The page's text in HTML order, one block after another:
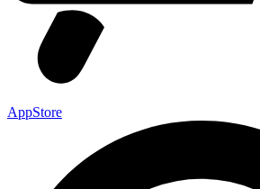
AppStore